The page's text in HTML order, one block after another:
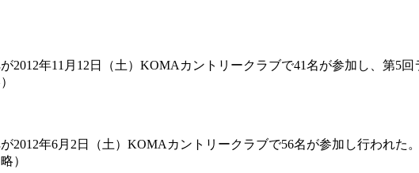
2012年11月12日（土）KOMAカントリークラブで41名が参加し、第5
2012年6月2日（土）KOMAカントリークラブで56名が参加し行われた
）